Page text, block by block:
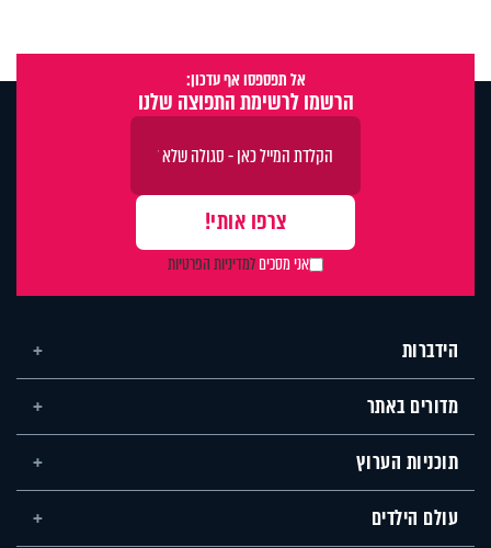
אל תפספסו אף עדכון:
הרשמו לרשימת התפוצה שלנו
אני מסכיםלמדיניות הפרטיות
הידברות
מדורים באתר
תוכניות הערוץ
עולם הילדים